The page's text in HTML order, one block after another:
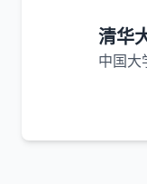
清华
中国大